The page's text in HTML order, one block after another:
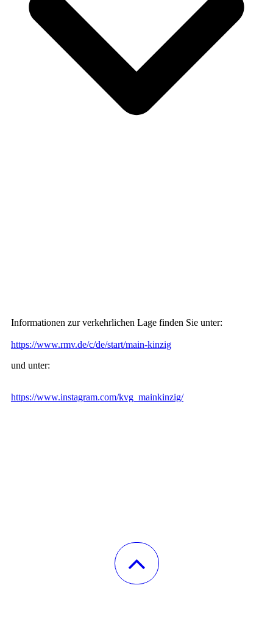
Informationen zur verkehrlichen Lage finden Sie unter:
https://www.rmv.de/c/de/start/main-kinzig
und unter:
https://www.instagram.com/kvg_mainkinzig/